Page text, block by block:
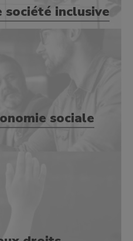
société inclusive
sociale